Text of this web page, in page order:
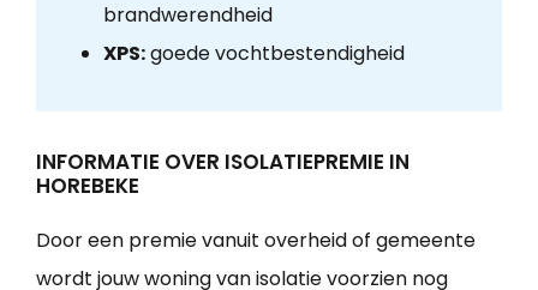
brandwerendheid
XPS:goede vochtbestendigheid
INFORMATIE OVER ISOLATIEPREMIE IN
HOREBEKE
Door een premie vanuit overheid of gemeente
wordt jouw woning van isolatie voorzien nog